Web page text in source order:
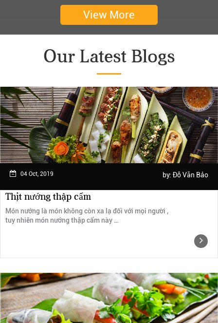
추억을 만들어 주신 몽쉐리 크루즈와 Darian
Culbert께 감사드려요 ^^
Thanks for giving my family good services.
I hope you are happy everyday.
Have a nice day.
Ngày trải nghiệm: tháng 2 năm 2019
View More
Our Latest Blogs
04 Oct, 2019 by: Đỗ Văn Bảo
Thịt nướng thập cẩm
Món nướng là món không còn xa lạ đối với mọi người ,
tuy nhiên món nướng thập cẩm này …